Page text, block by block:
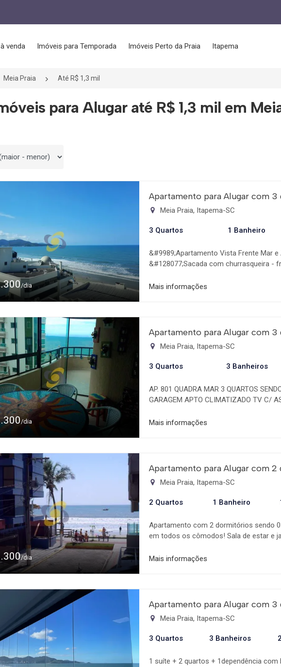
venda Imóveis para Temporada Imóveis Perto da Praia Itapema
Meia Praia Até R$ 1,3 mil
para Alugar até R$ 1,3 mil em
/dia
Apartamento para Alugar com 3
Meia Praia, Itapema-SC
3 Quartos 1 Banheiro
&#9989;Apartamento Vista Frente Mar e
&#128077;Sacada com churrasqueira -
garagem DUPLA Excelente localização...
Mais informações
/dia
Apartamento para Alugar com 3
Meia Praia, Itapema-SC
3 Quartos 3 Banheiros
AP. 801 QUADRA MAR 3 QUARTOS
GARAGEM APTO CLIMATIZADO TV C/
Mais informações
/dia
Apartamento para Alugar com 2
Meia Praia, Itapema-SC
2 Quartos 1 Banheiro
Apartamento com 2 dormitórios sendo
em todos os cômodos! Sala de estar e
para o mar. 01 vaga de garagem.
Mais informações
Apartamento para Alugar com 3
Meia Praia, Itapema-SC
3 Quartos 3 Banheiros
1 suíte + 2 quartos + 1dependência